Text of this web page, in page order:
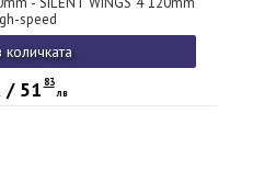
speed
/ 51 83
лв